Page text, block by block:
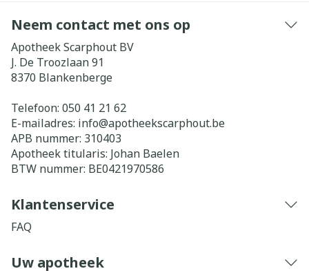
Neem contact met ons op
Apotheek Scarphout BV
J. De Troozlaan 91
8370 Blankenberge
Telefoon: 050 41 21 62
E-mailadres: info@apotheekscarphout.be
APB nummer: 310403
Apotheek titularis: Johan Baelen
BTW nummer: BE0421970586
Klantenservice
FAQ
Uw apotheek